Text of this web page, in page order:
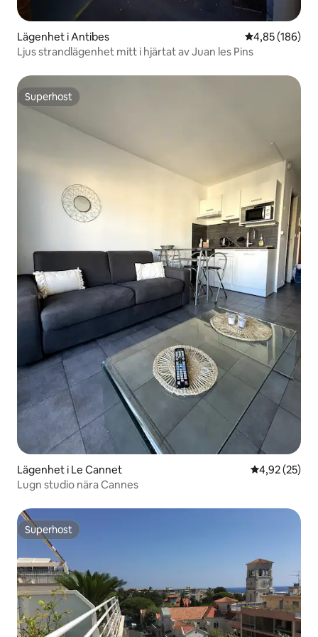
Lägenhet i Antibes 4,85 av 5 i
4,85 (186)
Ljus strandlägenhet mitt i hjärtat av Juan les Pins
Superhost
Superhost
Lägenhet i Le Cannet 4,92 av 5 i
4,92 (25)
Lugn studio nära Cannes
Superhost
Superhost